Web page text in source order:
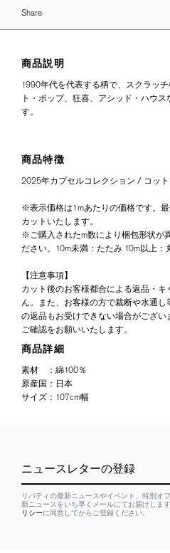
Share
商品説明
1990年代を代表する柄で、スクラッ
ト・ポップ、狂喜、アシッド・ハウ
す。
商品特徴
2025年カプセルコレクション / コッ
※表示価格は1mあたりの価格です。
カットいたします。
※ご購入されたm数により梱包形状が
ださい。10m未満：たたみ 10m以上：
【注意事項】
カット後のお客様都合による返品・
ん。また、お客様の方で裁断や水通
の返品もお受けできない場合がござ
ご確認をお願いいたします。
商品詳細
素材 ： 綿100％
原産国 ： 日本
サイズ ： 107cm幅
ニュースレターの登録
リバティの最新ニュースやイベント、特別オ
新ニュースをいち早くメールにてお届けしま
リシーに同意してからご登録ください。